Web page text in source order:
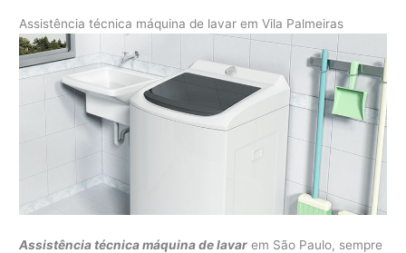
Assistência técnica máquina de lavar em Vila Palmeiras
Assistência técnica máquina de lavar em São Paulo, sempre